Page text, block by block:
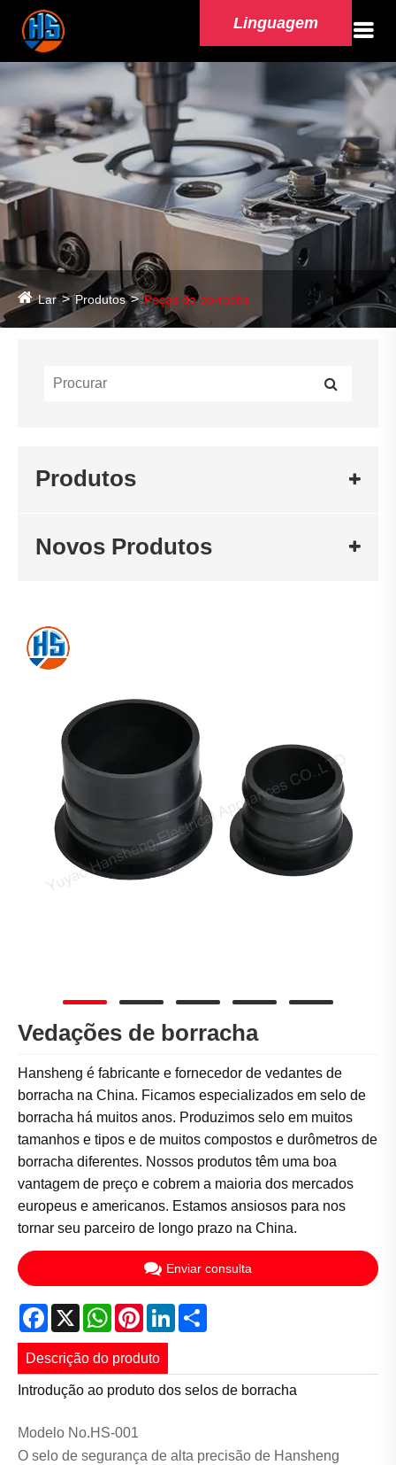
Linguagem
Lar Produtos Peças de borracha
Produtos
Novos Produtos
Vedações de borracha
Hansheng é fabricante e fornecedor de vedantes de
borracha na China. Ficamos especializados em selo de
borracha há muitos anos. Produzimos selo em muitos
tamanhos e tipos e de muitos compostos e durômetros de
borracha diferentes. Nossos produtos têm uma boa
vantagem de preço e cobrem a maioria dos mercados
europeus e americanos. Estamos ansiosos para nos
tornar seu parceiro de longo prazo na China.
Enviar consulta
Facebook
X WhatsApp
PinterestLinkedIn
Descrição do produto
Introdução ao produto dos selos de borracha
Modelo No.HS-001
O selo de segurança de alta precisão de Hansheng